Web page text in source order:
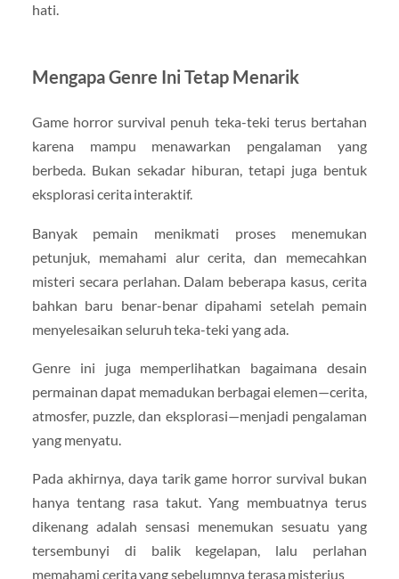
hati.
Mengapa Genre Ini Tetap Menarik
Game horror survival penuh teka-teki terus bertahan
karena mampu menawarkan pengalaman yang
berbeda. Bukan sekadar hiburan, tetapi juga bentuk
eksplorasi cerita interaktif.
Banyak pemain menikmati proses menemukan
petunjuk, memahami alur cerita, dan memecahkan
misteri secara perlahan. Dalam beberapa kasus, cerita
bahkan baru benar-benar dipahami setelah pemain
menyelesaikan seluruh teka-teki yang ada.
Genre ini juga memperlihatkan bagaimana desain
permainan dapat memadukan berbagai elemen—cerita,
atmosfer, puzzle, dan eksplorasi—menjadi pengalaman
yang menyatu.
Pada akhirnya, daya tarik game horror survival bukan
hanya tentang rasa takut. Yang membuatnya terus
dikenang adalah sensasi menemukan sesuatu yang
tersembunyi di balik kegelapan, lalu perlahan
memahami cerita yang sebelumnya terasa misterius